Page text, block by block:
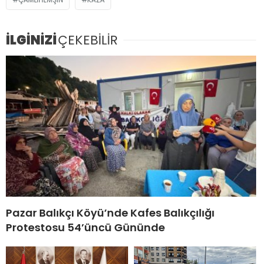
İLGİNİZİÇEKEBİLİR
Pazar Balıkçı Köyü’nde Kafes Balıkçılığı
Protestosu 54’üncü Gününde